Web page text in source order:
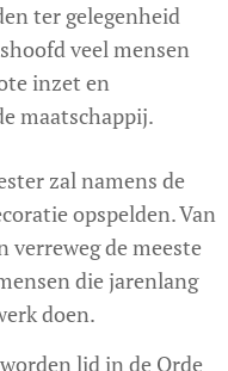
ter gelegenheid
veel mensen
inzet en
maatschappij.
zal namens de
opspelden. Van
verreweg de meeste
die jarenlang
doen.
lid in de Orde